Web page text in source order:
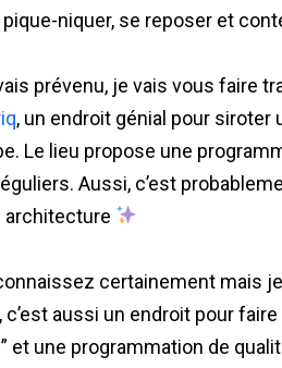
niquer, se reposer et
prévenu, je vais vous faire
, un endroit génial pour siroter
Le lieu propose une
Aussi, c’est
architecture
certainement mais
c’est aussi un endroit pour
et une programmation de